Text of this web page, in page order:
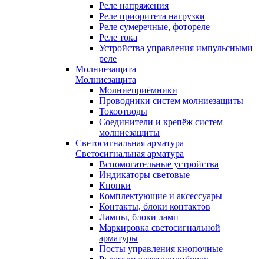
Реле напряжения
Реле приоритета нагрузки
Реле сумеречные, фотореле
Реле тока
Устройства управления импульсными
реле
Молниезащита
Молниезащита
Молниеприёмники
Проводники систем молниезащиты
Токоотводы
Соединители и крепёж систем
молниезащиты
Светосигнальная арматура
Светосигнальная арматура
Вспомогательные устройства
Индикаторы световые
Кнопки
Комплектующие и аксессуары
Контакты, блоки контактов
Лампы, блоки ламп
Маркировка светосигнальной
арматуры
Посты управления кнопочные